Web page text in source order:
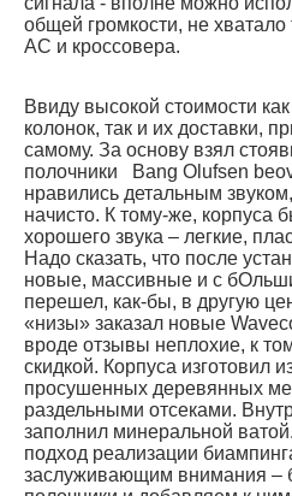
общей громкости, не
АС и кроссовера.
Ввиду высокой стоимости
колонок, так и их доставки,
самому. За основу взял
полочники Bang Olufsen
нравились детальным
начисто. К тому-же, корпуса
хорошего звука – легкие,
Надо сказать, что после
новые, массивные и с
перешел, как-бы, в другую
«низы» заказал новые
вроде отзывы неплохие, к
скидкой. Корпуса изготовил
просушенных деревянных
раздельными отсеками.
заполнил минеральной
подход реализации
заслуживающим внимания –